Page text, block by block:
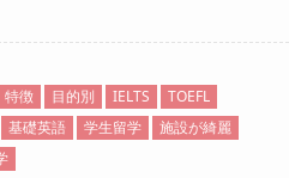
特徴 目的別 IELTS
TOEFL
基礎英語 学生留学
施設が綺麗